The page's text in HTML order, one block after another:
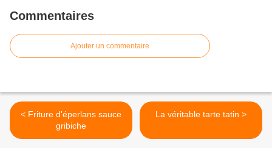
Commentaires
Ajouter un commentaire
< Friture d'éperlans sauce
gribiche
La véritable tarte tatin >